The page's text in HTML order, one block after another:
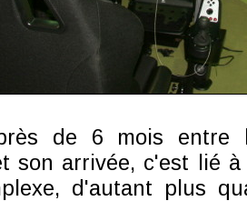
de 6 mois entre
son arrivée, c'est lié
d'autant plus